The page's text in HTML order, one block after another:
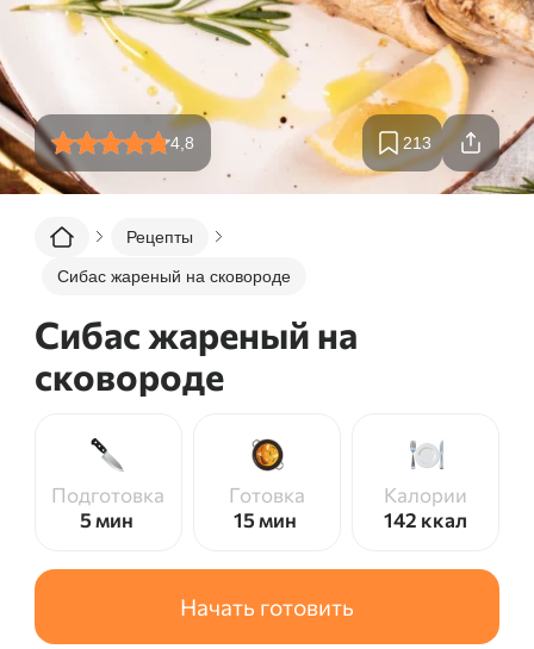
4,8 213
Рецепты
Сибас жареный на сковороде
Сибас жареный на
сковороде
Подготовка
5 мин
Готовка
15 мин
Калории
142 ккал
Начать готовить